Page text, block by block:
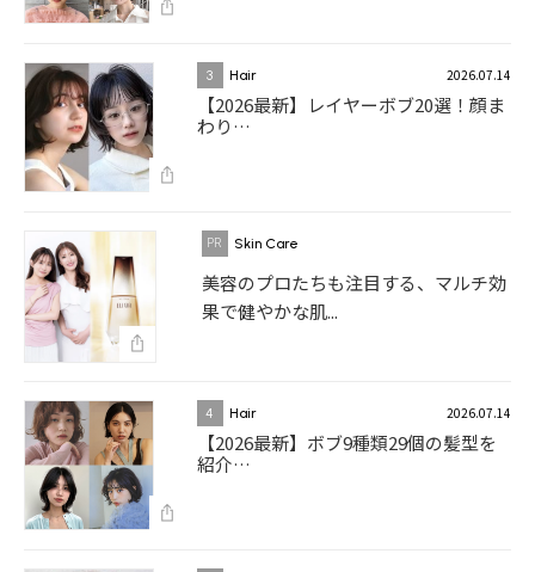
3 Hair 2026.07.14
【2026最新】レイヤーボブ20選！顔ま
わり…
Skin Care
美容のプロたちも注目する、マルチ効
果で健やかな肌...
4 Hair 2026.07.14
【2026最新】ボブ9種類29個の髪型を
紹介…